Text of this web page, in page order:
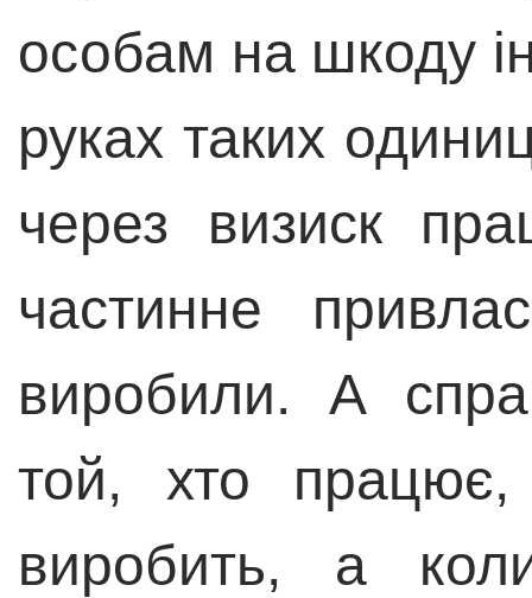
особам на шкоду
руках таких
через визиск
частинне
виробили. А
той, хто
виробить, а